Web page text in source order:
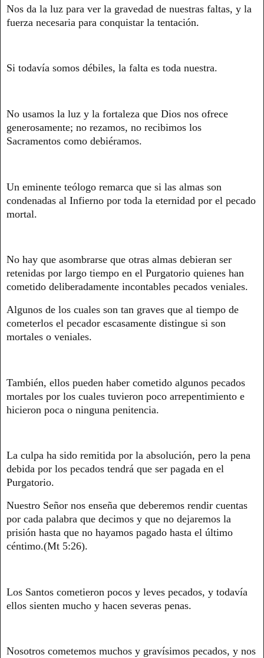
Nos da la luz para ver la gravedad de nuestras faltas, y la
fuerza necesaria para conquistar la tentación.
Si todavía somos débiles, la falta es toda nuestra.
No usamos la luz y la fortaleza que Dios nos ofrece
generosamente; no rezamos, no recibimos los
Sacramentos como debiéramos.
Un eminente teólogo remarca que si las almas son
condenadas al Infierno por toda la eternidad por el pecado
mortal.
No hay que asombrarse que otras almas debieran ser
retenidas por largo tiempo en el Purgatorio quienes han
cometido deliberadamente incontables pecados veniales.
Algunos de los cuales son tan graves que al tiempo de
cometerlos el pecador escasamente distingue si son
mortales o veniales.
También, ellos pueden haber cometido algunos pecados
mortales por los cuales tuvieron poco arrepentimiento e
hicieron poca o ninguna penitencia.
La culpa ha sido remitida por la absolución, pero la pena
debida por los pecados tendrá que ser pagada en el
Purgatorio.
Nuestro Señor nos enseña que deberemos rendir cuentas
por cada palabra que decimos y que no dejaremos la
prisión hasta que no hayamos pagado hasta el último
céntimo.(Mt 5:26).
Los Santos cometieron pocos y leves pecados, y todavía
ellos sienten mucho y hacen severas penas.
Nosotros cometemos muchos y gravísimos pecados, y nos